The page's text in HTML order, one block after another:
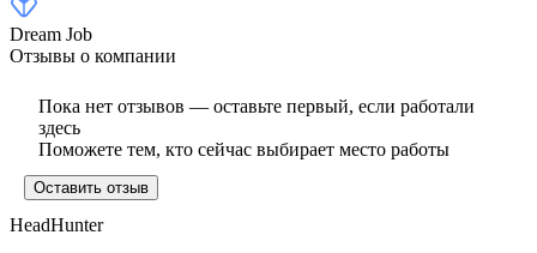
Dream Job
Отзывы о компании
Пока нет отзывов — оставьте первый, если работали
здесь
Поможете тем, кто сейчас выбирает место работы
Оставить отзыв
HeadHunter